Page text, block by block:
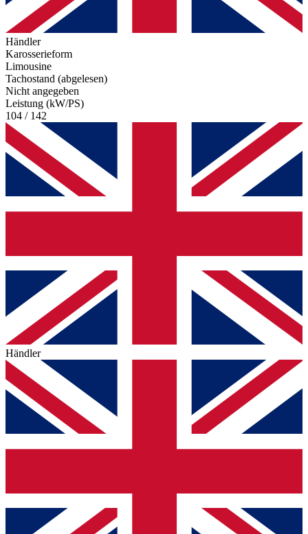
Händler
Karosserieform
Limousine
Tachostand (abgelesen)
Nicht angegeben
Leistung (kW/PS)
104 / 142
Händler